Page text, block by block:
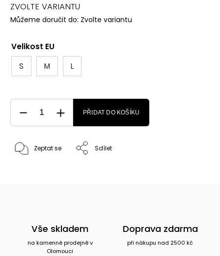
ZVOLTE VARIANTU
Můžeme doručit do: Zvolte variantu
Velikost EU
S
M L
PŘIDAT DO KOŠÍKU
Zeptat se Sdílet
Vše skladem
na kamenné prodejně v
Olomouci
Doprava zdarma
při nákupu nad 2500 kč